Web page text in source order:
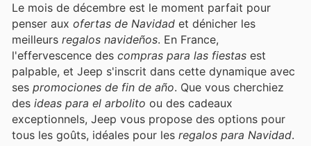
Le mois de décembre est le moment parfait pour
penser aux ofertas de Navidad et dénicher les
meilleurs regalos navideños. En France,
l'effervescence des compras para las fiestas est
palpable, et Jeep s'inscrit dans cette dynamique avec
ses promociones de fin de año. Que vous cherchiez
des ideas para el arbolito ou des cadeaux
exceptionnels, Jeep vous propose des options pour
tous les goûts, idéales pour les regalos para Navidad.